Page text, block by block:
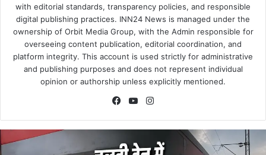
with editorial standards, transparency policies, and responsible
digital publishing practices. INN24 News is managed under the
ownership of Orbit Media Group, with the Admin responsible for
overseeing content publication, editorial coordination, and
platform integrity. This account is used strictly for administrative
and publishing purposes and does not represent individual
opinion or authorship unless explicitly mentioned.
FacebookYouTube